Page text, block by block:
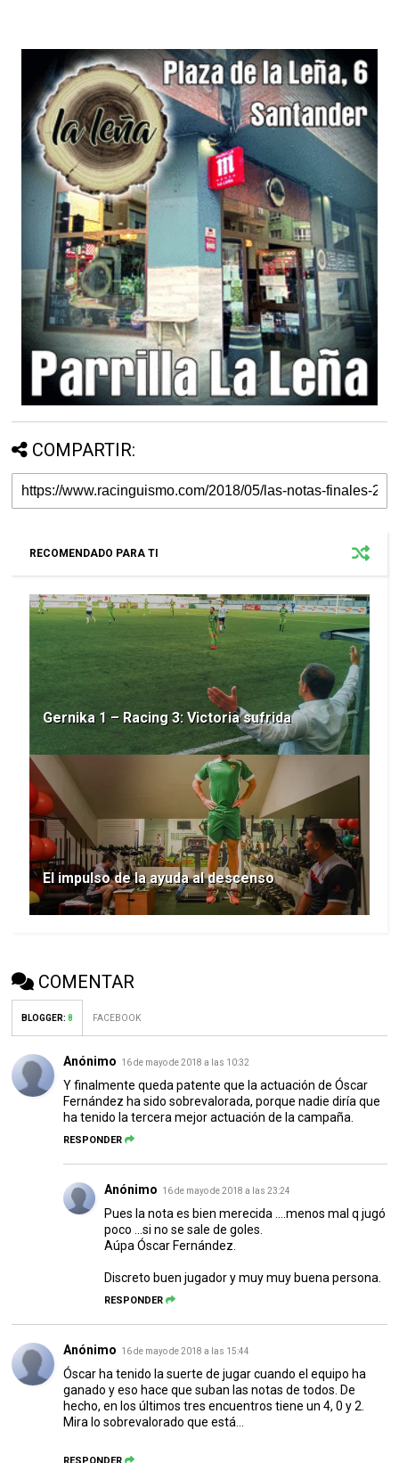
COMPARTIR:
RECOMENDADO PARA TI
Gernika 1 – Racing 3: Victoria sufrida
El impulso de la ayuda al descenso
COMENTAR
BLOGGER:8 FACEBOOK
Anónimo 16 de mayo de 2018 a las 10:32
Y finalmente queda patente que la actuación de Óscar
Fernández ha sido sobrevalorada, porque nadie diría que
ha tenido la tercera mejor actuación de la campaña.
RESPONDER
Anónimo 16 de mayo de 2018 a las 23:24
Pues la nota es bien merecida ....menos mal q jugó
poco ...si no se sale de goles.
Aúpa Óscar Fernández.
Discreto buen jugador y muy muy buena persona.
RESPONDER
Anónimo 16 de mayo de 2018 a las 15:44
Óscar ha tenido la suerte de jugar cuando el equipo ha
ganado y eso hace que suban las notas de todos. De
hecho, en los últimos tres encuentros tiene un 4, 0 y 2.
Mira lo sobrevalorado que está...